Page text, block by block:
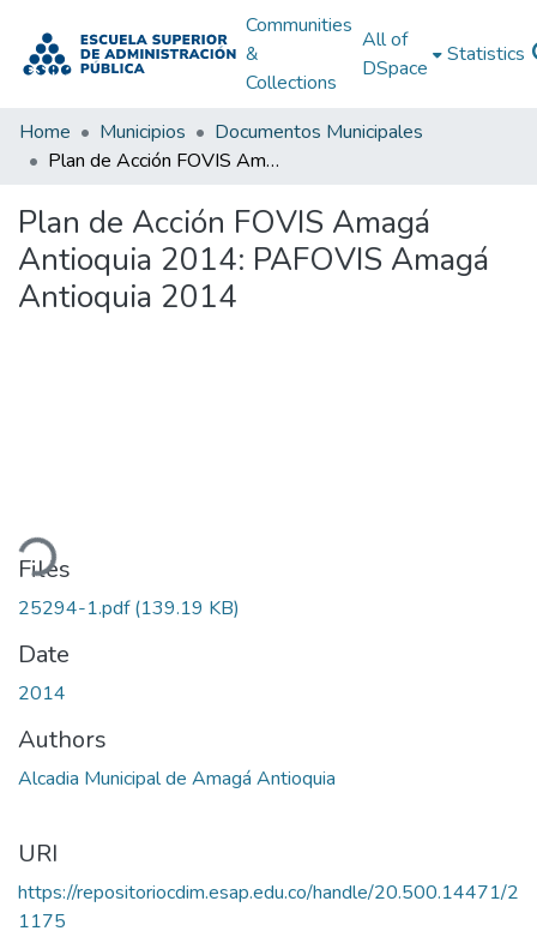
Communities
&
Collections
All of
DSpace
Statistics
Home Municipios
Documentos Municipales
Plan de Acción FOVIS Amagá Antioquia 2014: PAFOVIS Amagá Antioquia 2014
Plan de Acción FOVIS Amagá
Antioquia 2014: PAFOVIS Amagá
Antioquia 2014
Files
25294-1.pdf(139.19 KB)
Date
2014
Authors
Alcadia Municipal de Amagá Antioquia
URI
https://repositoriocdim.esap.edu.co/handle/20.500.14471/2
1175